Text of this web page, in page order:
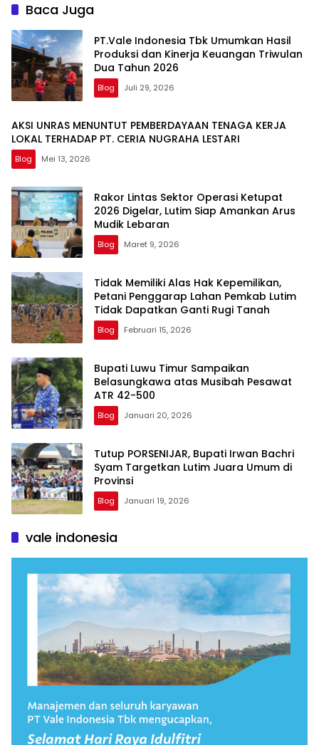
Baca Juga
PT.Vale Indonesia Tbk Umumkan Hasil
Produksi dan Kinerja Keuangan Triwulan
Dua Tahun 2026
Blog Juli 29, 2026
AKSI UNRAS MENUNTUT PEMBERDAYAAN TENAGA KERJA
LOKAL TERHADAP PT. CERIA NUGRAHA LESTARI
Blog Mei 13, 2026
Rakor Lintas Sektor Operasi Ketupat
2026 Digelar, Lutim Siap Amankan Arus
Mudik Lebaran
Blog Maret 9, 2026
Tidak Memiliki Alas Hak Kepemilikan,
Petani Penggarap Lahan Pemkab Lutim
Tidak Dapatkan Ganti Rugi Tanah
Blog Februari 15, 2026
Bupati Luwu Timur Sampaikan
Belasungkawa atas Musibah Pesawat
ATR 42-500
Blog Januari 20, 2026
Tutup PORSENIJAR, Bupati Irwan Bachri
Syam Targetkan Lutim Juara Umum di
Provinsi
Blog Januari 19, 2026
vale indonesia